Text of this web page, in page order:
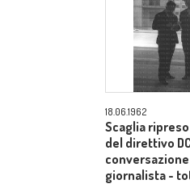
18.06.1962
Scaglia
del direttivo
giornalista -